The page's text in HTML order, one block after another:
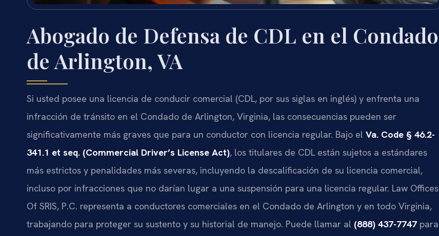
Abogado de Defensa de CDL en el Condado
de Arlington, VA
Si usted posee una licencia de conducir comercial (CDL, por sus siglas en inglés) y enfrenta una
infracción de tránsito en el Condado de Arlington, Virginia, las consecuencias pueden ser
significativamente más graves que para un conductor con licencia regular. Bajo el Va. Code § 46.2-
341.1 et seq. (Commercial Driver’s License Act), los titulares de CDL están sujetos a estándares
más estrictos y penalidades más severas, incluyendo la descalificación de su licencia comercial,
incluso por infracciones que no darían lugar a una suspensión para una licencia regular. Law Offices
Of SRIS, P.C. representa a conductores comerciales en el Condado de Arlington y en todo Virginia,
trabajando para proteger su sustento y su historial de manejo. Puede llamar al (888) 437-7747 para